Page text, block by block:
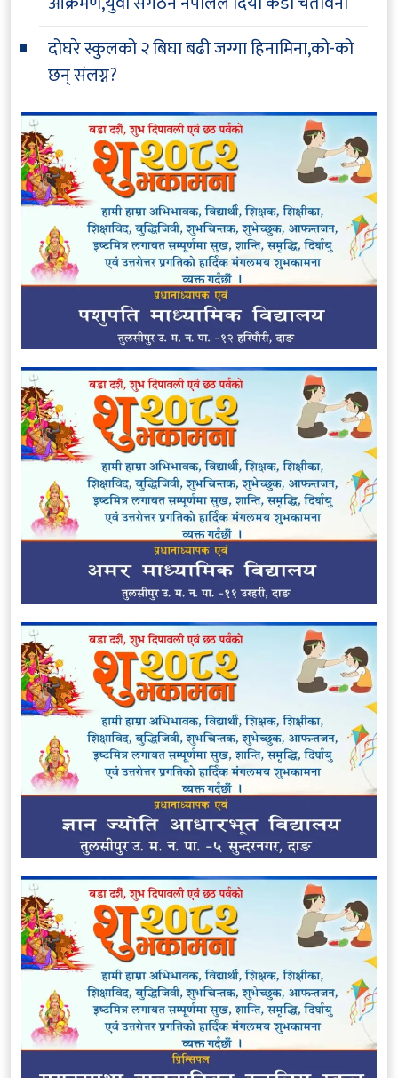
दोघरे स्कुलको २ बिघा बढी जग्गा हिनामिना,को-को
छन् संलग्न?